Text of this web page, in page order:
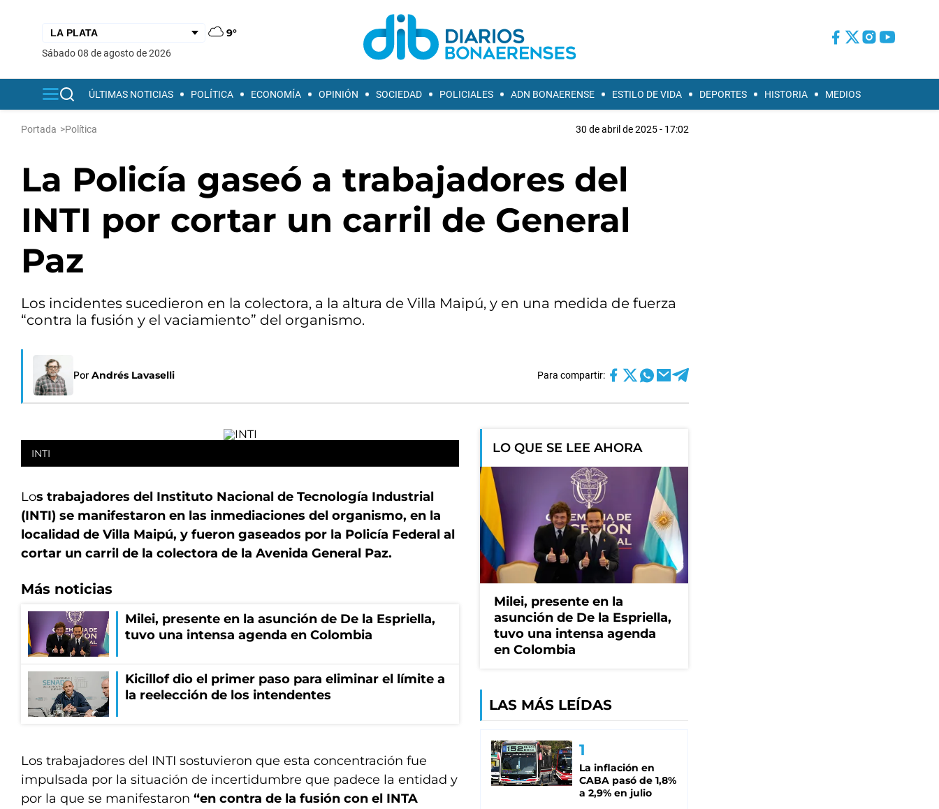
9°
sábado 08 de agosto de 2026
ÚLTIMAS NOTICIAS POLÍTICA ECONOMÍA OPINIÓN SOCIEDAD POLICIALES ADN BONAERENSE ESTILO DE VIDA DEPORTES HISTORIA MEDIOS
Portada >Política 30 de abril de 2025 - 17:02
La Policía gaseó a trabajadores del
INTI por cortar un carril de General
Paz
Los incidentes sucedieron en la colectora, a la altura de Villa Maipú, y en una medida de fuerza
“contra la fusión y el vaciamiento” del organismo.
Por Andrés Lavaselli Para compartir:
INTI
Los trabajadores del Instituto Nacional de Tecnología Industrial
(INTI) se manifestaron en las inmediaciones del organismo, en la
localidad de Villa Maipú, y fueron gaseados por la Policía Federal al
cortar un carril de la colectora de la Avenida General Paz.
Más noticias
Milei, presente en la asunción de De la Espriella,
tuvo una intensa agenda en Colombia
Kicillof dio el primer paso para eliminar el límite a
la reelección de los intendentes
Los trabajadores del INTI sostuvieron que esta concentración fue
impulsada por la situación de incertidumbre que padece la entidad y
por la que se manifestaron “en contra de la fusión con el INTA
LO QUE SE LEE AHORA
Milei, presente en la
asunción de De la Espriella,
tuvo una intensa agenda
en Colombia
LAS MÁS LEÍDAS
La inflación en
CABA pasó de 1,8%
a 2,9% en julio